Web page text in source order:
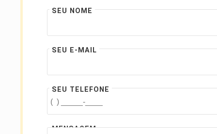
SEU NOME
SEU E-MAIL
SEU TELEFONE
MENSAGEM